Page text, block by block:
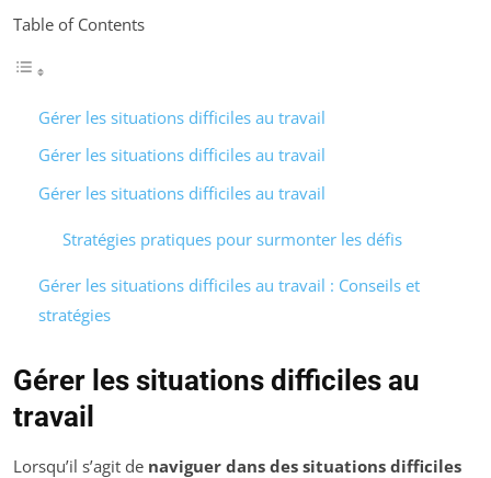
Table of Contents
Gérer les situations difficiles au travail
Gérer les situations difficiles au travail
Gérer les situations difficiles au travail
Stratégies pratiques pour surmonter les défis
Gérer les situations difficiles au travail : Conseils et
stratégies
Gérer les situations difficiles au
travail
Lorsqu’il s’agit de naviguer dans des situations difficiles